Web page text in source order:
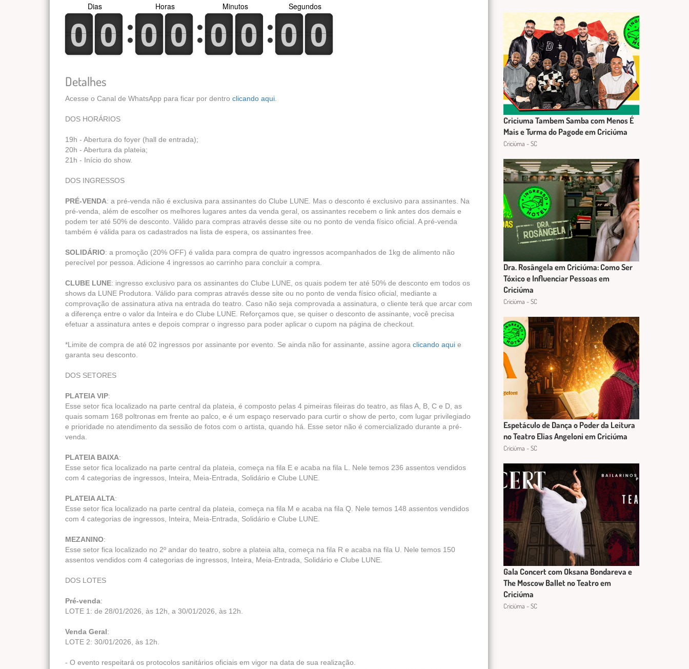
0
0
1
1 0
0
1
1
Dias
0
0
1
1 0
0
1
1
Horas
0
0
1
1 0
0
1
1
Minutos
0
0
1
1 0
0
1
1
Segundos
Detalhes
Acesse o Canal de WhatsApp para ficar por dentroclicando aqui
DOS HORÁRIOS
19h - Abertura do foyer (hall de entrada);
20h - Abertura da plateia;
21h - Início do show.
DOS INGRESSOS
PRÉ-VENDA: a pré-venda não é exclusiva para assinantes do Clube LUNE. Mas o desconto é exclusivo para assinantes. Na
pré-venda, além de escolher os melhores lugares antes da venda geral, os assinantes recebem o link antes dos demais e
podem ter até 50% de desconto. Válido para compras através desse site ou no ponto de venda físico oficial. A pré-venda
também é válida para os cadastrados na lista de espera, os assinantes free.
SOLIDÁRIO: a promoção (20% OFF) é valida para compra de quatro ingressos acompanhados de 1kg de alimento não
perecível por pessoa. Adicione 4 ingressos ao carrinho para concluir a compra.
CLUBE LUNE: ingresso exclusivo para os assinantes do Clube LUNE, os quais podem ter até 50% de desconto em todos os
shows da LUNE Produtora. Válido para compras através desse site ou no ponto de venda físico oficial, mediante a
comprovação de assinatura ativa na entrada do teatro. Caso não seja comprovada a assinatura, o cliente terá que arcar com
a diferença entre o valor da Inteira e do Clube LUNE. Reforçamos que, se quiser o desconto de assinante, você precisa
efetuar a assinatura antes e depois comprar o ingresso para poder aplicar o cupom na página de checkout.
*Limite de compra de até 02 ingressos por assinante por evento. Se ainda não for assinante, assine agoraclicando aqui e
garanta seu desconto.
DOS SETORES
PLATEIA VIP:
Esse setor fica localizado na parte central da plateia, é composto pelas 4 pimeiras fileiras do teatro, as filas A, B, C e D, as
quais somam 168 poltronas em frente ao palco, e é um espaço reservado para curtir o show de perto, com lugar privilegiado
e prioridade no atendimento da sessão de fotos com o artista, quando há. Esse setor não é comercializado durante a pré-
venda.
PLATEIA BAIXA:
Esse setor fica localizado na parte central da plateia, começa na fila E e acaba na fila L. Nele temos 236 assentos vendidos
com 4 categorias de ingressos, Inteira, Meia-Entrada, Solidário e Clube LUNE.
PLATEIA ALTA:
Esse setor fica localizado na parte central da plateia, começa na fila M e acaba na fila Q. Nele temos 148 assentos vendidos
com 4 categorias de ingressos, Inteira, Meia-Entrada, Solidário e Clube LUNE.
MEZANINO:
Esse setor fica localizado no 2º andar do teatro, sobre a plateia alta, começa na fila R e acaba na fila U. Nele temos 150
assentos vendidos com 4 categorias de ingressos, Inteira, Meia-Entrada, Solidário e Clube LUNE.
DOS LOTES
Pré-venda:
LOTE 1: de 28/01/2026, às 12h, a 30/01/2026, às 12h.
Venda Geral:
LOTE 2: 30/01/2026, às 12h.
- O evento respeitará os protocolos sanitários oficiais em vigor na data de sua realização.
Criciuma Tambem Samba com Menos É
Mais e Turma do Pagode em Criciúma
Criciúma - SC
Dra. Rosângela em Criciúma: Como Ser
Tóxico e Influenciar Pessoas em
Criciúma
Criciúma - SC
Espetáculo de Dança o Poder da Leitura
no Teatro Elias Angeloni em Criciúma
Criciúma - SC
Gala Concert com Oksana Bondareva e
The Moscow Ballet no Teatro em
Criciúma
Criciúma - SC